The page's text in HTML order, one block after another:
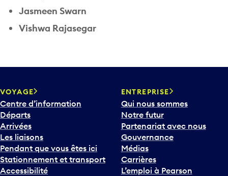
Jasmeen Swarn
Vishwa Rajasegar
VOYAGE
Centre d’information
Départs
Arrivées
Les liaisons
Pendant que vous êtes ici
Stationnement et transport
Accessibilité
ENTREPRISE
Qui nous sommes
Notre futur
Partenariat avec nous
Gouvernance
Médias
Carrières
L’emploi à Pearson